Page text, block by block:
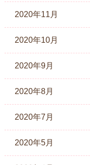
2020年11月
2020年10月
2020年9月
2020年8月
2020年7月
2020年5月